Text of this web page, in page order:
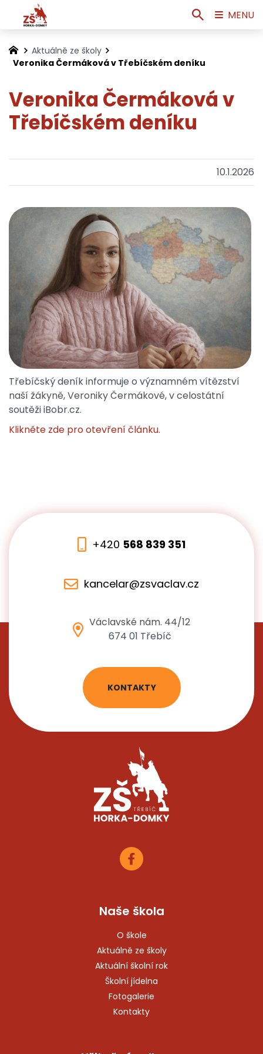
Aktuálně ze školy
Veronika Čermáková v Třebíčském deníku
Veronika Čermáková v
Třebíčském deníku
10.1.2026
Třebíčský deník informuje o významném vítězství
naší žákyně, Veroniky Čermákové, v celostátní
soutěži iBobr.cz.
Klikněte zde pro otevření článku.
+420 568 839 351
kancelar@zsvaclav.cz
Václavské nám. 44/12
674 01 Třebíč
KONTAKTY
Naše škola
O škole
Aktuálně ze školy
Aktuální školní rok
Školní jídelna
Fotogalerie
Kontakty
MENU